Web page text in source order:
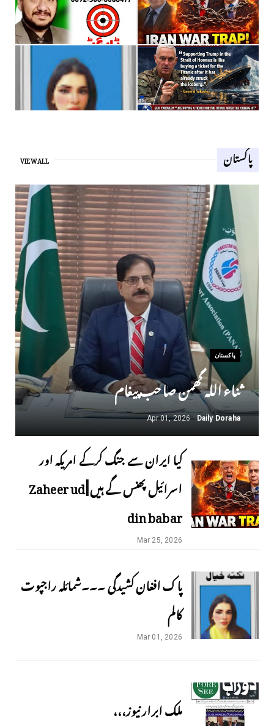
پاکستان VIEW ALL
پاکستان
ثناء اللہ گھمن صاحب پیغام
Daily Doraha
Apr 01, 2026
کیا ایران سے جنگ کرکے امریکہ اور
اسرائیل پھنس گے ہیں ||Zaheer ud
din babar
Mar 25, 2026
پاک افغان کشیدگی ۔۔۔شمائلہ راجپوت
کالم
Mar 01, 2026
ملک ابرار نیوز،،،